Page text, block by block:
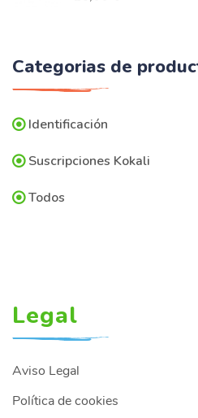
Categorias de
Identificación
Suscripciones Kokali
Todos
Legal
Aviso Legal
Política de cookies